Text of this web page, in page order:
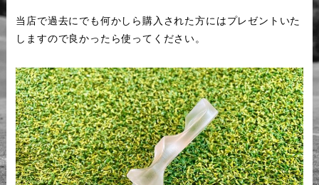
当店で過去にでも何かしら購入された方にはプレゼントいた
しますので良かったら使ってください。